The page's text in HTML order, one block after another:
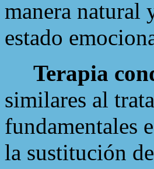
manera natural
estado
Terapia
similares al
fundamentales
la sustitución